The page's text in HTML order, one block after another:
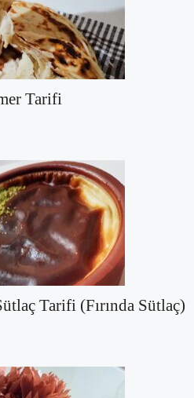
Tarifi
Tarifi (Fırında Sütlaç)